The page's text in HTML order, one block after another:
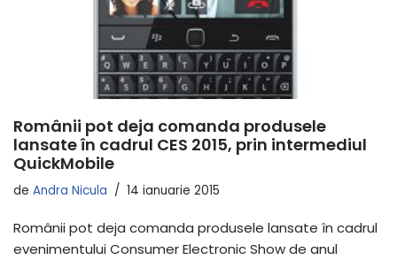
Românii pot deja comanda produsele
lansate în cadrul CES 2015, prin intermediul
QuickMobile
de Andra Nicula 14 ianuarie 2015
Românii pot deja comanda produsele lansate în cadrul
evenimentului Consumer Electronic Show de anul